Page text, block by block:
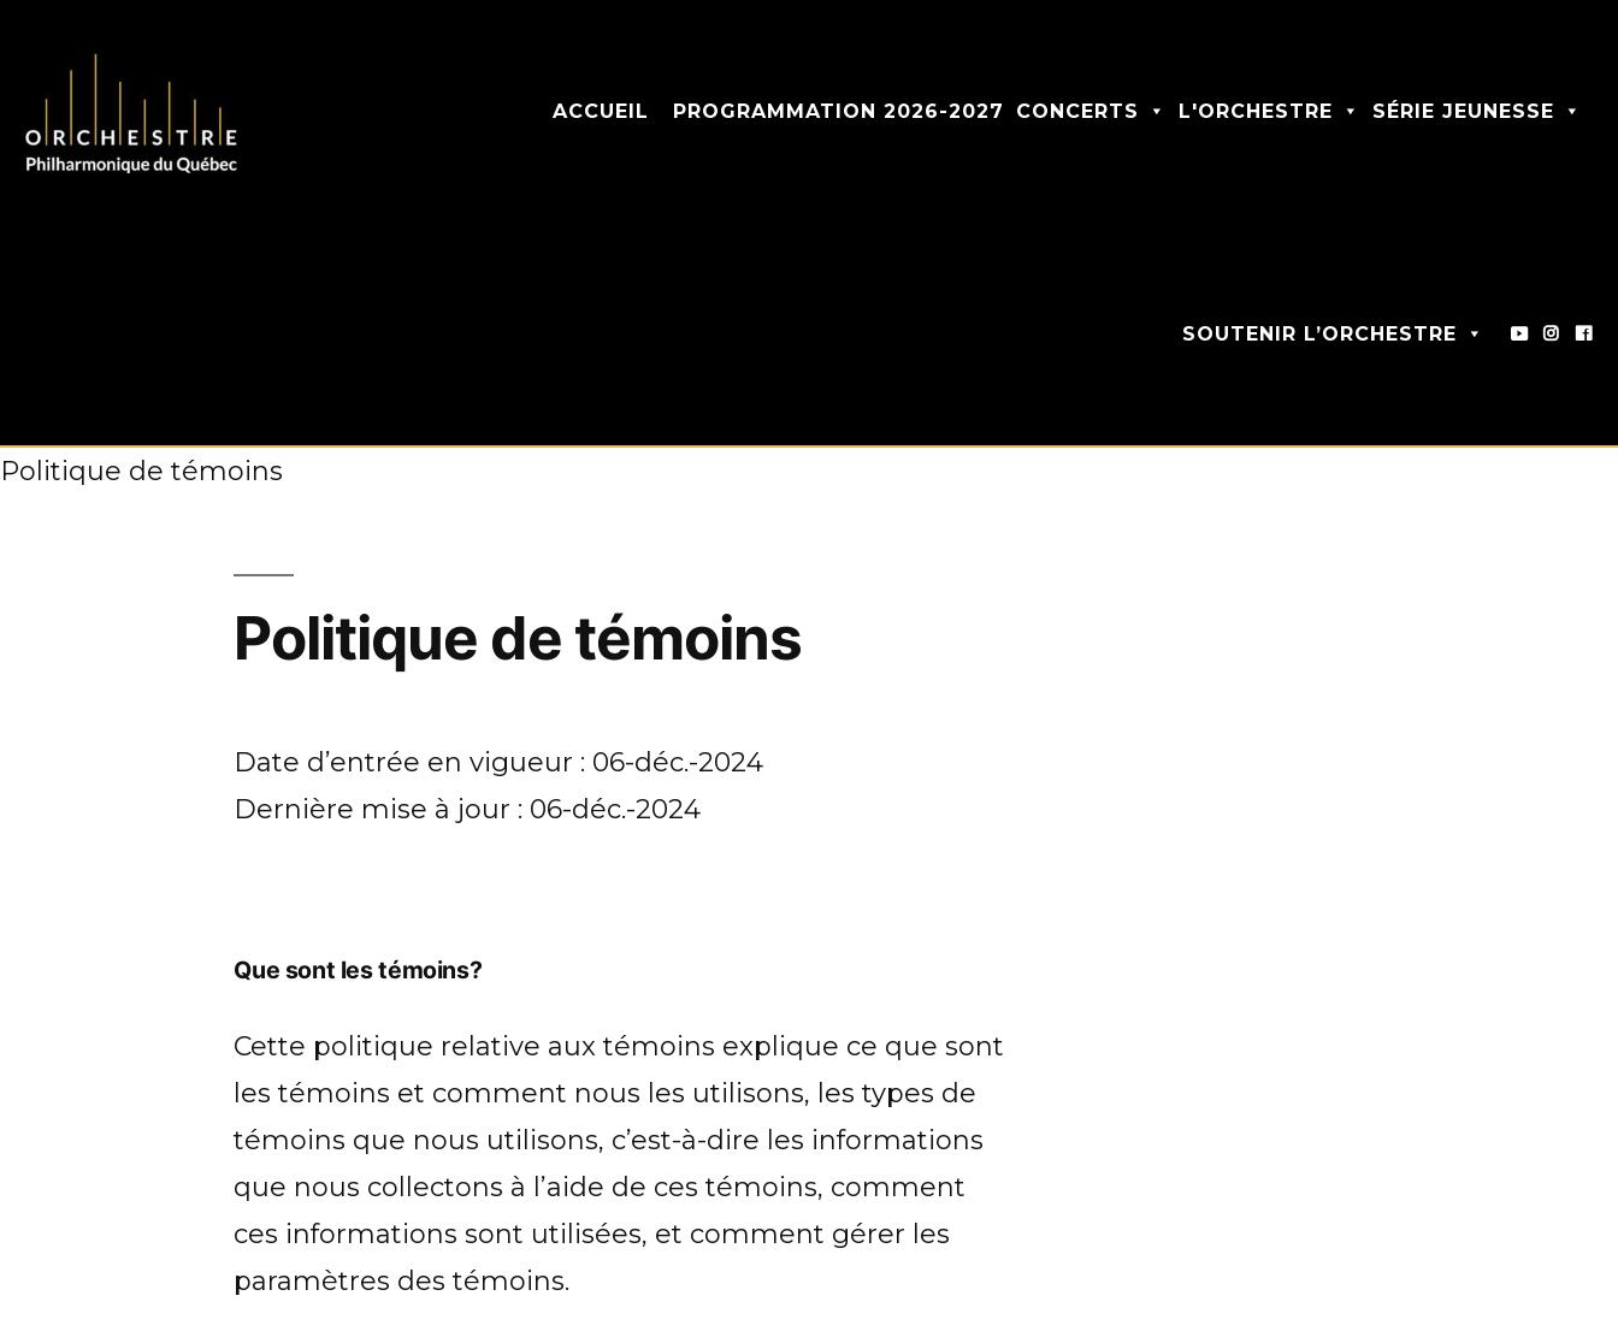
ACCUEIL PROGRAMMATION 2026-2027 CONCERTS L'ORCHESTRE SÉRIE JEUNESSE
SOUTENIR L’ORCHESTRE
Politique de témoins
Politique de témoins
Date d’entrée en vigueur : 06-déc.-2024
Dernière mise à jour : 06-déc.-2024
Que sont les témoins?
Cette politique relative aux témoins explique ce que sont
les témoins et comment nous les utilisons, les types de
témoins que nous utilisons, c’est-à-dire les informations
que nous collectons à l’aide de ces témoins, comment
ces informations sont utilisées, et comment gérer les
paramètres des témoins.